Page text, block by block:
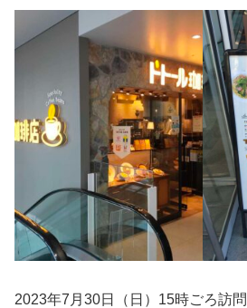
2023年7月30日（日）15時ごろ訪問